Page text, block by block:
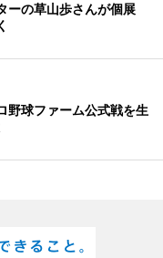
ーの草山歩さんが個展
野球ファーム公式戦を生